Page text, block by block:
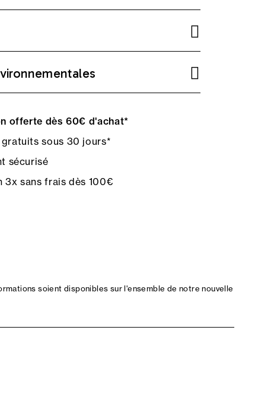
offerte dès 60€ d'achat*
sous 30 jours*
sécurisé
3x sans frais dès 100€
soient disponibles sur l'ensemble de notre nouvelle